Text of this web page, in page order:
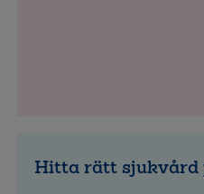
Hitta rätt sjukvård